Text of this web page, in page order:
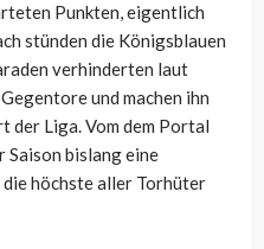
Punkten, eigentlich
stünden die Königsblauen
verhinderten laut
und machen ihn
der Liga. Vom dem Portal
bislang eine
höchste aller Torhüter